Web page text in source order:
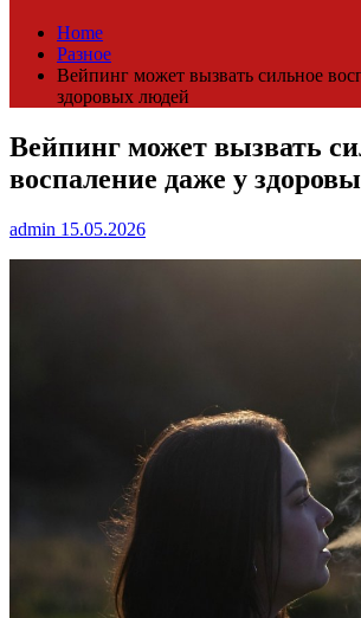
Home
Разное
Вейпинг может вызвать сильное
здоровых людей
Вейпинг может вызвать
воспаление даже у
admin 15.05.2026